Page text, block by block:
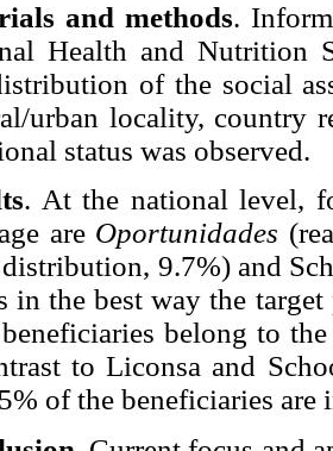
and methods.
Health and Nutrition
of the social
urban locality, country
status was observed.
. At the national level,
are Oportunidades
9.7%) and
in the best way the
belong to
to Liconsa and
of the beneficiaries are